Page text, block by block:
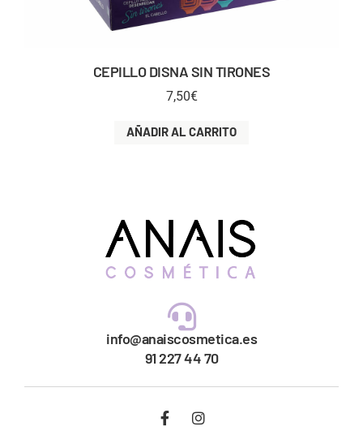
CEPILLO DISNA SIN TIRONES
7,50€
AÑADIR AL CARRITO
info@anaiscosmetica.es
91 227 44 70